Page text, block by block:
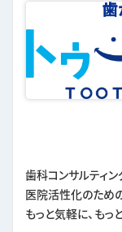
歯科コンサルティ
医院活性化のため
もっと気軽に、もっ